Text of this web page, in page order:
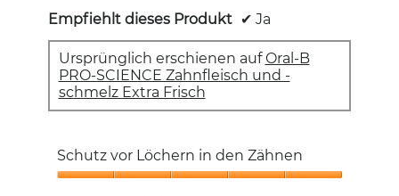
Empfiehlt dieses Produkt ✔ Ja
Ursprünglich erschienen aufOral-B
PRO-SCIENCE Zahnfleisch und -
schmelz Extra Frisch
Schutz vor Löchern in den Zähnen